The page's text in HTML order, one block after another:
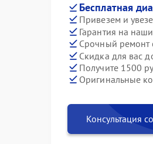
Бесплатная
Привезем и
Гарантия на
Срочный ремонт
Скидка для вас
Получите 1500
Оригинальные
Консультация